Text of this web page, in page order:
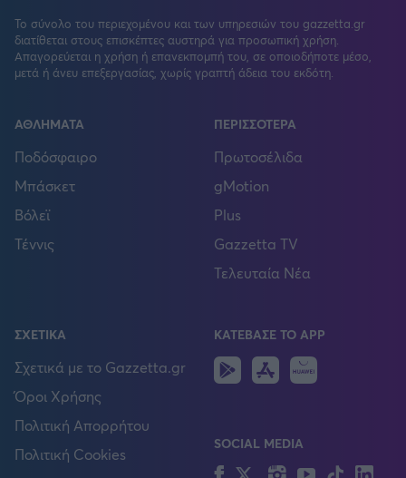
Το σύνολο του περιεχομένου και των υπηρεσιών του gazzetta.gr
διατίθεται στους επισκέπτες αυστηρά για προσωπική χρήση.
Απαγορεύεται η χρήση ή επανεκπομπή του, σε οποιοδήποτε μέσο,
μετά ή άνευ επεξεργασίας, χωρίς γραπτή άδεια του εκδότη.
ΑΘΛΗΜΑΤΑ
Ποδόσφαιρο
Μπάσκετ
Βόλεϊ
Τέννις
ΠΕΡΙΣΣΟΤΕΡΑ
Πρωτοσέλιδα
gMotion
Plus
Gazzetta TV
Τελευταία Νέα
ΣΧΕΤΙΚΑ
Σχετικά με το Gazzetta.gr
Όροι Χρήσης
Πολιτική Απορρήτου
Πολιτική Cookies
ΚΑΤΕΒΑΣΕ ΤΟ APP
Android
IOS
SOCIAL MEDIA